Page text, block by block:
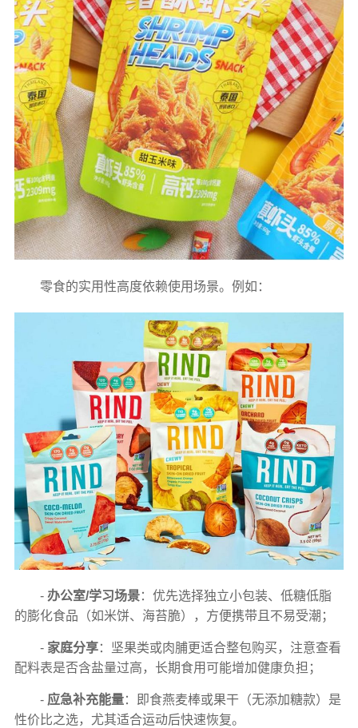
零食的实用性高度依赖使用场景。例如：
- 办公室/学习场景：优先选择独立小包装、低糖低脂
的膨化食品（如米饼、海苔脆），方便携带且不易受潮；
- 家庭分享：坚果类或肉脯更适合整包购买，注意查看
配料表是否含盐量过高，长期食用可能增加健康负担；
- 应急补充能量：即食燕麦棒或果干（无添加糖款）是
性价比之选，尤其适合运动后快速恢复。